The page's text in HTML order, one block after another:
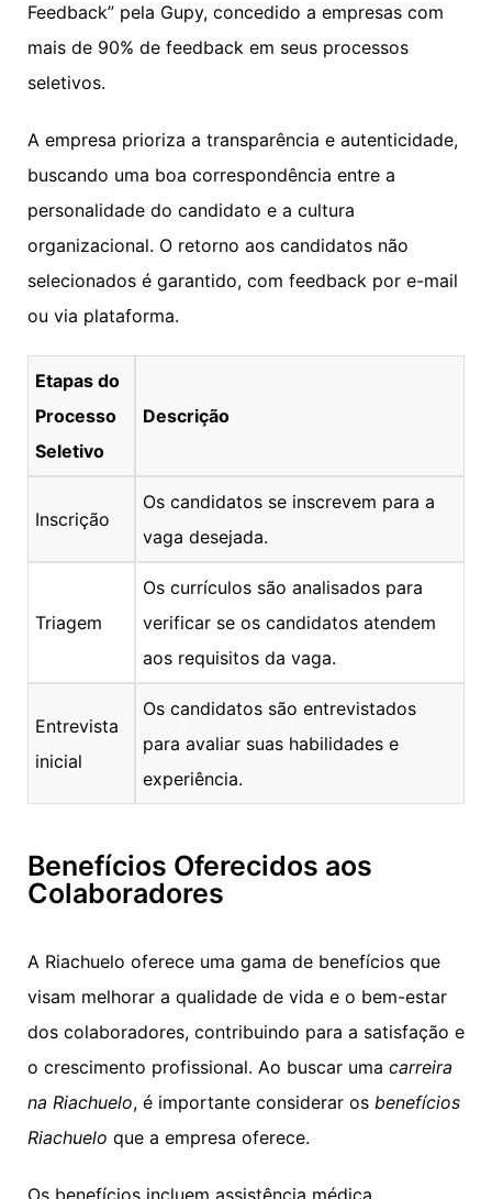
Feedback” pela Gupy, concedido a empresas com
mais de 90% de feedback em seus processos
seletivos.
A empresa prioriza a transparência e autenticidade,
buscando uma boa correspondência entre a
personalidade do candidato e a cultura
organizacional. O retorno aos candidatos não
selecionados é garantido, com feedback por e-mail
ou via plataforma.
Etapas do
Processo
Seletivo
Descrição
Inscrição
Os candidatos se inscrevem para a
vaga desejada.
Triagem
Os currículos são analisados para
verificar se os candidatos atendem
aos requisitos da vaga.
Entrevista
inicial
Os candidatos são entrevistados
para avaliar suas habilidades e
experiência.
Benefícios Oferecidos aos
Colaboradores
A Riachuelo oferece uma gama de benefícios que
visam melhorar a qualidade de vida e o bem-estar
dos colaboradores, contribuindo para a satisfação e
o crescimento profissional. Ao buscar uma carreira
na Riachuelo, é importante considerar os benefícios
Riachuelo que a empresa oferece.
Os benefícios incluem assistência médica,